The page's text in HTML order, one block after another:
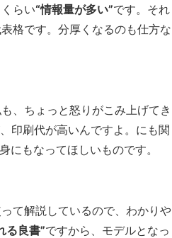
らい“情報量が多い”です。それ
格です。分厚くなるのも仕方な
、ちょっと怒りがこみ上げてき
印刷代が高いんですよ。にも関
にもなってほしいものです。
て解説しているので、わかりや
る良書”ですから、モデルとなっ